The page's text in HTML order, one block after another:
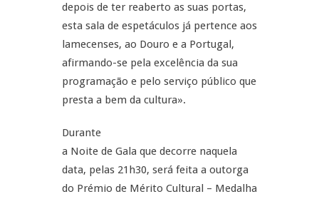
depois de ter reaberto as suas portas,
esta sala de espetáculos já pertence aos
lamecenses, ao Douro e a Portugal,
afirmando-se pela excelência da sua
programação e pelo serviço público que
presta a bem da cultura».
Durante
a Noite de Gala que decorre naquela
data, pelas 21h30, será feita a outorga
do Prémio de Mérito Cultural – Medalha